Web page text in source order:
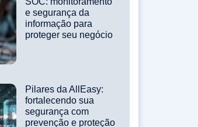
e segurança da
informação para
proteger seu negócio
Pilares da AllEasy:
fortalecendo sua
segurança com
prevenção e proteção